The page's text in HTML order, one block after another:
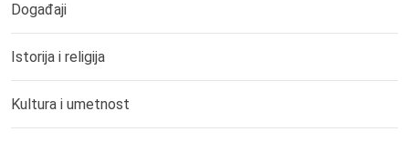
Događaji
Istorija i religija
Kultura i umetnost